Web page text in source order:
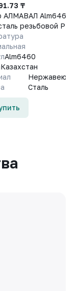
₸
АЛМАВАЛ Alm6460
резьбовой
Alm6460
Казахстан
Сталь